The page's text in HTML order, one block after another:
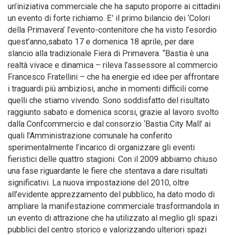
un’iniziativa commerciale che ha saputo proporre ai cittadini
un evento di forte richiamo. E’ il primo bilancio dei ‘Colori
della Primavera’ l’evento-contenitore che ha visto l’esordio
quest’anno,sabato 17 e domenica 18 aprile, per dare
slancio alla tradizionale Fiera di Primavera. “Bastia è una
realtà vivace e dinamica – rileva l’assessore al commercio
Francesco Fratellini – che ha energie ed idee per affrontare
i traguardi più ambiziosi, anche in momenti difficili come
quelli che stiamo vivendo. Sono soddisfatto del risultato
raggiunto sabato e domenica scorsi, grazie al lavoro svolto
dalla Confcommercio e dal consorzio ‘Bastia City Mall’ ai
quali l’Amministrazione comunale ha conferito
sperimentalmente l’incarico di organizzare gli eventi
fieristici delle quattro stagioni. Con il 2009 abbiamo chiuso
una fase riguardante le fiere che stentava a dare risultati
significativi. La nuova impostazione del 2010, oltre
all’evidente apprezzamento del pubblico, ha dato modo di
ampliare la manifestazione commerciale trasformandola in
un evento di attrazione che ha utilizzato al meglio gli spazi
pubblici del centro storico e valorizzando ulteriori spazi